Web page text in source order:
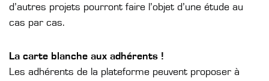
d’autres projets pourront faire l’objet d’une étude au
cas par cas.
La carte blanche aux adhérents !
Les adhérents de la plateforme peuvent proposer à